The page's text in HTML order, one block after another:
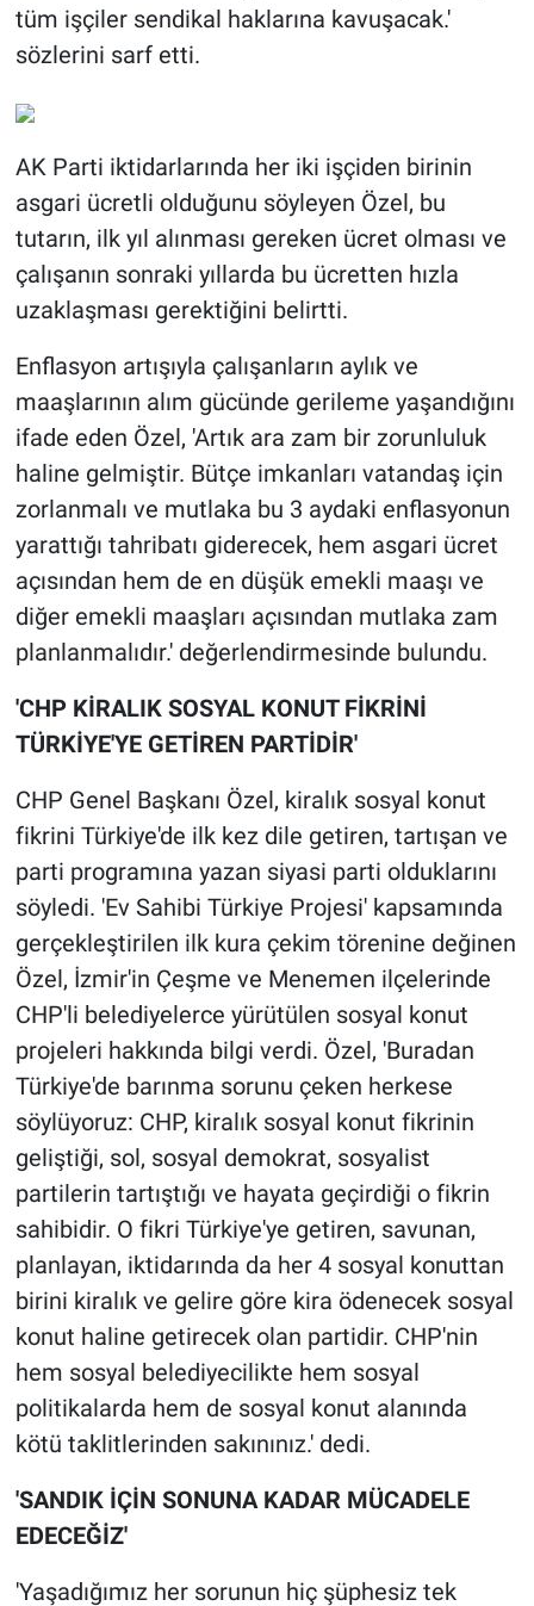
tüm işçiler sendikal haklarına kavuşacak.'
sözlerini sarf etti.
AK Parti iktidarlarında her iki işçiden birinin
asgari ücretli olduğunu söyleyen Özel, bu
tutarın, ilk yıl alınması gereken ücret olması ve
çalışanın sonraki yıllarda bu ücretten hızla
uzaklaşması gerektiğini belirtti.
Enflasyon artışıyla çalışanların aylık ve
maaşlarının alım gücünde gerileme yaşandığını
ifade eden Özel, 'Artık ara zam bir zorunluluk
haline gelmiştir. Bütçe imkanları vatandaş için
zorlanmalı ve mutlaka bu 3 aydaki enflasyonun
yarattığı tahribatı giderecek, hem asgari ücret
açısından hem de en düşük emekli maaşı ve
diğer emekli maaşları açısından mutlaka zam
planlanmalıdır.' değerlendirmesinde bulundu.
'CHP KİRALIK SOSYAL KONUT FİKRİNİ
TÜRKİYE'YE GETİREN PARTİDİR'
CHP Genel Başkanı Özel, kiralık sosyal konut
fikrini Türkiye'de ilk kez dile getiren, tartışan ve
parti programına yazan siyasi parti olduklarını
söyledi. 'Ev Sahibi Türkiye Projesi' kapsamında
gerçekleştirilen ilk kura çekim törenine değinen
Özel, İzmir'in Çeşme ve Menemen ilçelerinde
CHP'li belediyelerce yürütülen sosyal konut
projeleri hakkında bilgi verdi. Özel, 'Buradan
Türkiye'de barınma sorunu çeken herkese
söylüyoruz: CHP, kiralık sosyal konut fikrinin
geliştiği, sol, sosyal demokrat, sosyalist
partilerin tartıştığı ve hayata geçirdiği o fikrin
sahibidir. O fikri Türkiye'ye getiren, savunan,
planlayan, iktidarında da her 4 sosyal konuttan
birini kiralık ve gelire göre kira ödenecek sosyal
konut haline getirecek olan partidir. CHP'nin
hem sosyal belediyecilikte hem sosyal
politikalarda hem de sosyal konut alanında
kötü taklitlerinden sakınınız.' dedi.
'SANDIK İÇİN SONUNA KADAR MÜCADELE
EDECEĞİZ'
'Yaşadığımız her sorunun hiç şüphesiz tek